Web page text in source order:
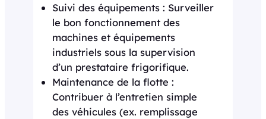
Suivi des équipements : Surveiller
le bon fonctionnement des
machines et équipements
industriels sous la supervision
d’un prestataire frigorifique.
Maintenance de la flotte :
Contribuer à l’entretien simple
des véhicules (ex. remplissage